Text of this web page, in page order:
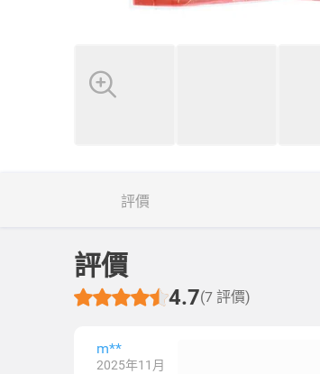
評價
評價
4.7(7 評價)
m**
2025年11月